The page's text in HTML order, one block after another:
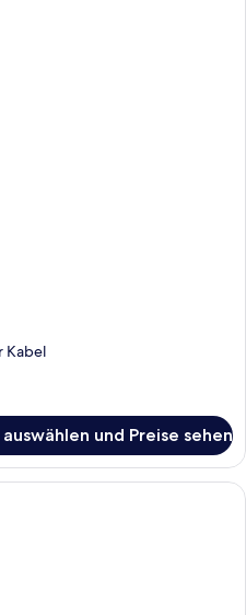
Kabel
und Preise sehen